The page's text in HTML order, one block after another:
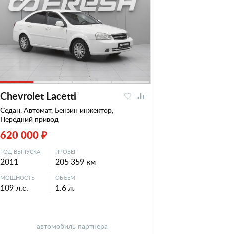
Chevrolet Lacetti
Седан, Автомат, Бензин инжектор,
Передний привод
620 000 ₽
ГОД ВЫПУСКА
2011
ПРОБЕГ
205 359 км
МОЩНОСТЬ
109 л.с.
ОБЪЕМ
1.6 л.
автомобиль партнера